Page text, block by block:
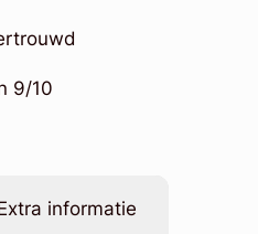
9/10
informatie